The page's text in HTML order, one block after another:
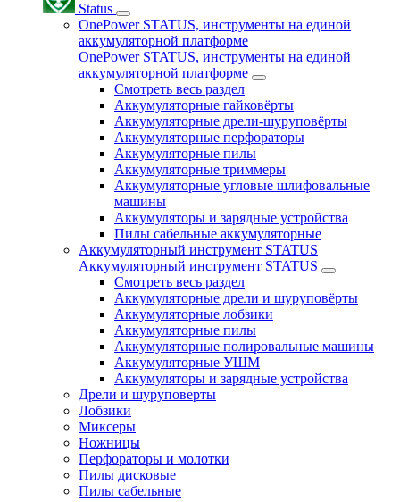
Status
OnePower STATUS, инструменты на единой
аккумуляторной платформе
OnePower STATUS, инструменты на единой
аккумуляторной платформе
Смотреть весь раздел
Аккумуляторные гайковёрты
Аккумуляторные дрели-шуруповёрты
Аккумуляторные перфораторы
Аккумуляторные пилы
Аккумуляторные триммеры
Аккумуляторные угловые шлифовальные
машины
Аккумуляторы и зарядные устройства
Пилы сабельные аккумуляторные
Аккумуляторный инструмент STATUS
Аккумуляторный инструмент STATUS
Смотреть весь раздел
Аккумуляторные дрели и шуруповёрты
Аккумуляторные лобзики
Аккумуляторные пилы
Аккумуляторные полировальные машины
Аккумуляторные УШМ
Аккумуляторы и зарядные устройства
Дрели и шуруповерты
Лобзики
Миксеры
Ножницы
Перфораторы и молотки
Пилы дисковые
Пилы сабельные